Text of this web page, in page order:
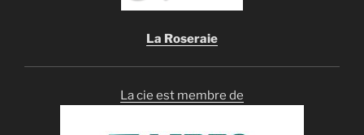
La Roseraie
La cie est membre de